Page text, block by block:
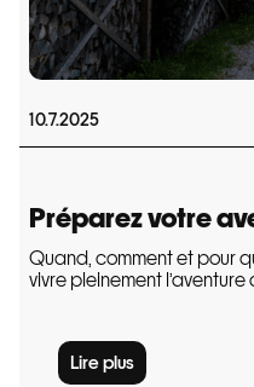
10.7.2025
Préparez votre
Quand, comment et pour
vivre pleinement
Lire plus